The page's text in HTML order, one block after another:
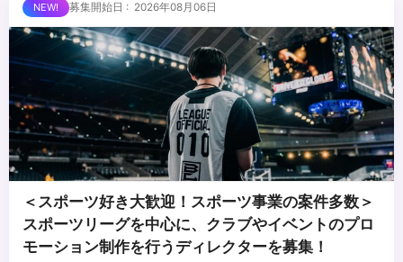
募集開始日 : 2026年08月06日
＜スポーツ好き大歓迎！スポーツ事業の案件多数＞
スポーツリーグを中心に、クラブやイベントのプロ
モーション制作を行うディレクターを募集！